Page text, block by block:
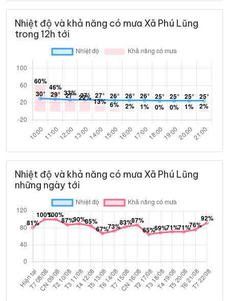
Nhiệt độ và khả năng có mưa Xã Phú Lũng
trong 12h tới
Nhiệt độ và khả năng có mưa Xã Phú Lũng
những ngày tới